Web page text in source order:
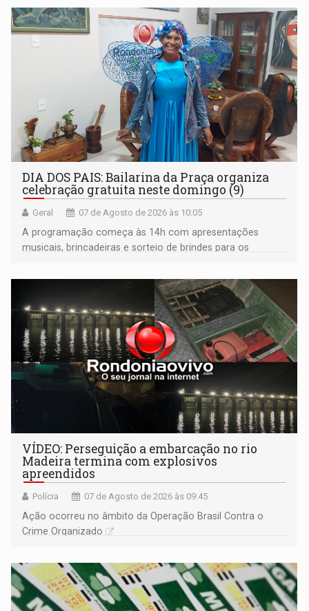
média do trabalhador
DIA DOS PAIS: Bailarina da Praça organiza
celebração gratuita neste domingo (9)
Geral 07 de Agosto de 2026 às 10:05
A programação começa às 14h com apresentações
musicais, brincadeiras e sorteio de brindes para os
bolo e canto de parabéns dedicado aos pais
VÍDEO: Perseguição a embarcação no rio
Madeira termina com explosivos
apreendidos
Polícia 07 de Agosto de 2026 às 09:45
Ação ocorreu no âmbito da Operação Brasil Contra o
Crime Organizado